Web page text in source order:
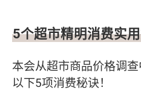
5个超市精明消费实
本会从超市商品价格调
以下5项消费秘诀！